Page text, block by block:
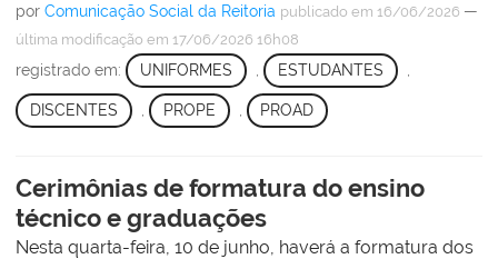
por Comunicação Social da Reitoria publicado em 16/06/2026 —
última modificação em 17/06/2026 16h08
registrado em: UNIFORMES , ESTUDANTES ,
DISCENTES PROPE PROAD
Cerimônias de formatura do ensino
técnico e graduações
Nesta quarta-feira, 10 de junho, haverá a formatura dos